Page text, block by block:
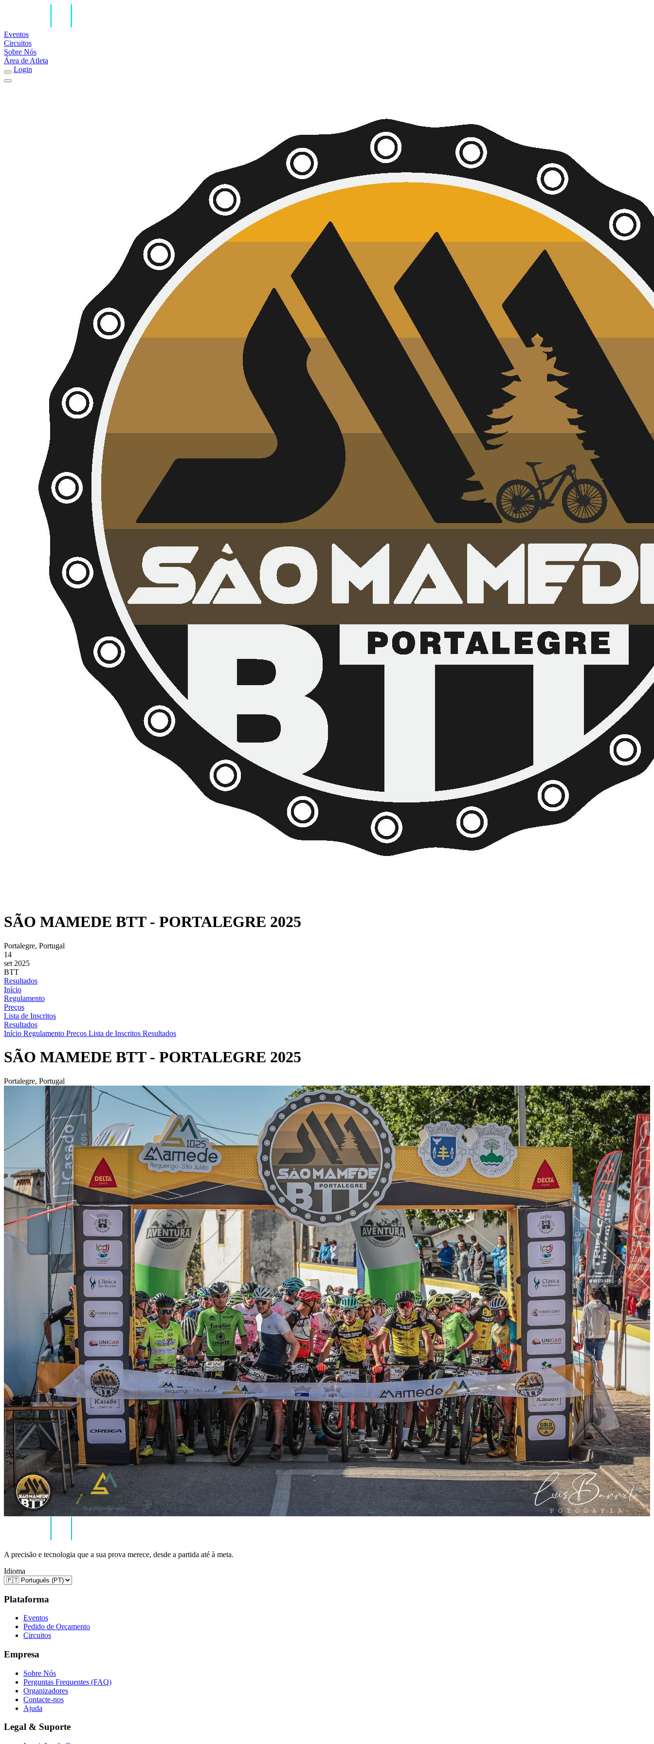
Eventos
Circuitos
Sobre Nós
Área de Atleta
Login
SÃO MAMEDE BTT - PORTALEGRE 2025
Portalegre, Portugal
14
set 2025
BTT
Resultados
Início
Regulamento
Preços
Lista de Inscritos
Resultados
Início Regulamento Preços Lista de Inscritos Resultados
SÃO MAMEDE BTT - PORTALEGRE 2025
Portalegre, Portugal
A precisão e tecnologia que a sua prova merece, desde a partida até à meta.
Idioma
Plataforma
Eventos
Pedido de Orçamento
Circuitos
Empresa
Sobre Nós
Perguntas Frequentes (FAQ)
Organizadores
Contacte-nos
Ajuda
Legal & Suporte